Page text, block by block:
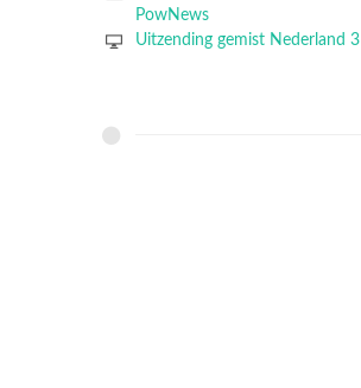
PowNews
Uitzending gemist Nederland 3